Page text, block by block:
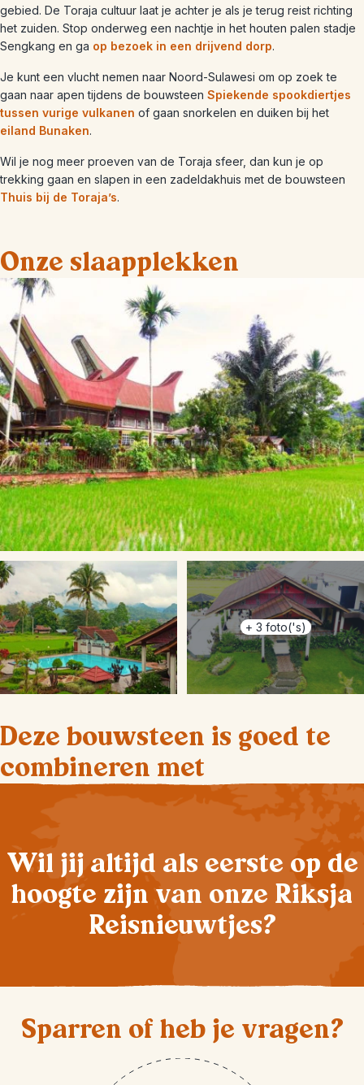
gebied. De Toraja cultuur laat je achter je als je terug reist richting
het zuiden. Stop onderweg een nachtje in het houten palen stadje
Sengkang en ga op bezoek in een drijvend dorp.
Je kunt een vlucht nemen naar Noord-Sulawesi om op zoek te
gaan naar apen tijdens de bouwsteen Spiekende spookdiertjes
tussen vurige vulkanen of gaan snorkelen en duiken bij het
eiland Bunaken.
Wil je nog meer proeven van de Toraja sfeer, dan kun je op
trekking gaan en slapen in een zadeldakhuis met de bouwsteen
Thuis bij de Toraja’s.
Onze slaapplekken
+ 3 foto('s)
Deze bouwsteen is goed te
combineren met
Wil jij altijd als eerste op de
hoogte zijn van onze Riksja
Reisnieuwtjes?
Sparren of heb je vragen?